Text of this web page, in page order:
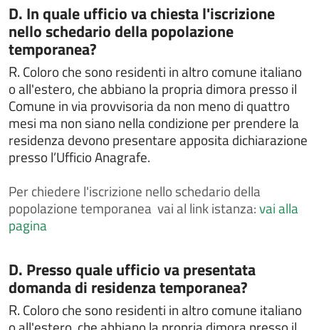
Contributo per il superamento e l'eliminazione di
barriere architettoniche in edifici privati
Costituire un'unione civile
Denuncia di smarrimento sottrazione distruzione
carta di circolazione o patente di guida
Depositare o ritirare le disposizioni anticipate di
trattamento (DAT)
Dichiarare l'avvenuta riconciliazione con il coniuge
Dichiarare l'esatta indicazione del nome composto da
Dichiarazione di dimora abituale per cittadini
extracomunitari
Dissequestro di veicoli sequestrati perchè sprovvisti
Donazione degli organi
FAQ
Gestire un'area verde
Categoria:
D. In quale ufficio va chiesta l'iscrizione
nello schedario della popolazione
temporanea?
R. Coloro che sono residenti in altro comune italiano
o all'estero, che abbiano la propria dimora presso il
Comune in via provvisoria da non meno di quattro
mesi ma non siano nella condizione per prendere la
residenza devono presentare apposita dichiarazione
presso l’Ufficio Anagrafe.
Perchiedere l'iscrizione nello schedario della
popolazione temporanea vai al link istanza:vai alla
pagina
Categoria:
D. Presso quale ufficio va presentata
domanda di residenza temporanea?
R. Coloro che sono residenti in altro comune italiano